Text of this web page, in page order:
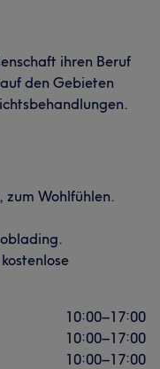
ihren Beruf
den Gebieten
Wohlfühlen.
10:00–17:00
10:00–17:00
10:00–17:00